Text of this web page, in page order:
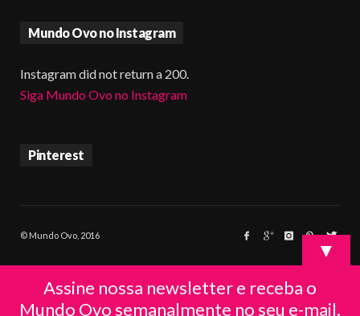
Mundo Ovo no Instagram
Instagram did not return a 200.
Siga Mundo Ovo no Instagram
Pinterest
© Mundo Ovo, 2016
▼
Assine nossa newsletter e receba o
Mundo Ovo semanalmente no seu e-mail.